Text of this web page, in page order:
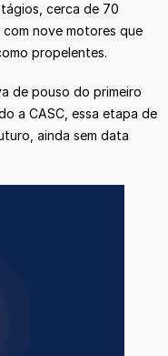
cerca de 70
nove motores que
propelentes.
de pouso do primeiro
a CASC, essa etapa de
ainda sem data